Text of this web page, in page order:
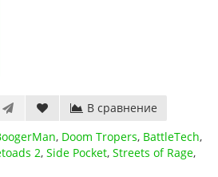
В сравнение
, Doom Tropers, BattleTech,
2, Side Pocket, Streets of Rage,